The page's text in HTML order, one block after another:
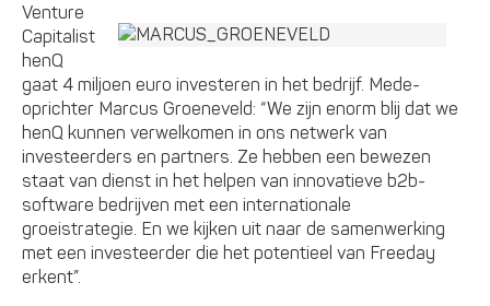
Venture
Capitalist
henQ
gaat 4 miljoen euro investeren in het bedrijf. Mede-
oprichter Marcus Groeneveld: “We zijn enorm blij dat we
henQ kunnen verwelkomen in ons netwerk van
investeerders en partners. Ze hebben een bewezen
staat van dienst in het helpen van innovatieve b2b-
software bedrijven met een internationale
groeistrategie. En we kijken uit naar de samenwerking
met een investeerder die het potentieel van Freeday
erkent”.